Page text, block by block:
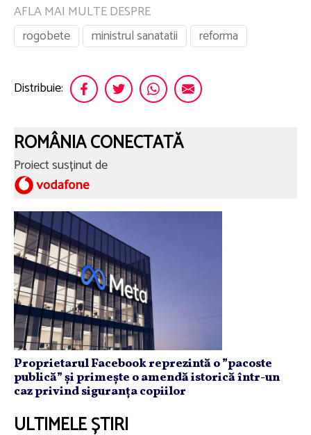
AFLA MAI MULTE DESPRE
rogobete
ministrul sanatatii reforma
Distribuie:
ROMÂNIA CONECTATĂ
Proiect susținut de
Proprietarul Facebook reprezintă o ”pacoste
publică” și primește o amendă istorică într-un
caz privind siguranța copiilor
ULTIMELE ȘTIRI